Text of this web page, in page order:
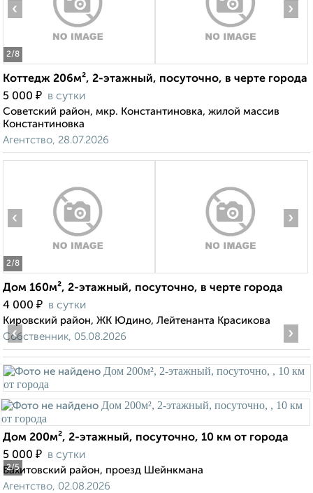
2/8
‹ ›
Коттедж 206м², 2-этажный, посуточно, в черте города
5 000 ₽ в сутки
Советский район, мкр. Константиновка, жилой массив
Константиновка
Агентство, 28.07.2026
2/8
‹ ›
Дом 160м², 2-этажный, посуточно, в черте города
4 000 ₽ в сутки
Кировский район, ЖК Юдино, Лейтенанта Красикова
Собственник, 05.08.2026
2/5
‹ ›
Дом 200м², 2-этажный, посуточно, 10 км от города
5 000 ₽ в сутки
Вахитовский район, проезд Шейнкмана
Агентство, 02.08.2026